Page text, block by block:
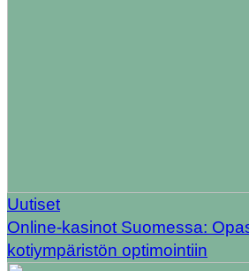
Uutiset
Online-kasinot Suomessa:
kotiympäristön optimointiin